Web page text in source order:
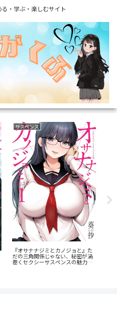
・学ぶ・楽しむサイト
サスペンス
『オサナナジミとカノジョと』た
だの三角関係じゃない、秘密が渦
巻くセクシーサスペンスの魅力と